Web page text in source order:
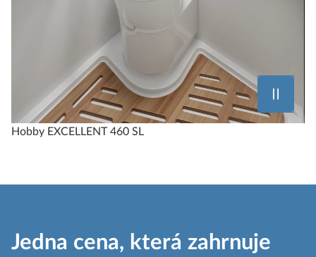
Hobby EXCELLENT 460 SL
Jedna cena, která zahrnuje